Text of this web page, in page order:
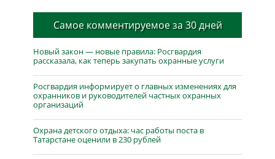
Самое комментируемое за 30 дней
Новый закон — новые правила: Росгвардия
рассказала, как теперь закупать охранные услуги
Росгвардия информирует о главных изменениях для
охранников и руководителей частных охранных
организаций
Охрана детского отдыха: час работы поста в
Татарстане оценили в 230 рублей